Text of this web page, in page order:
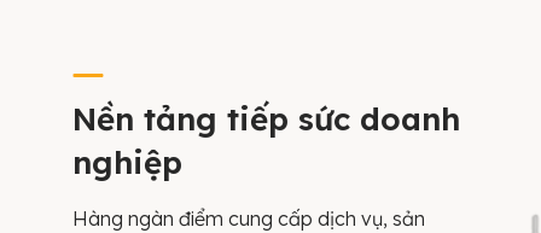
Nền tảng tiếp sức doanh
nghiệp
Hàng ngàn điểm cung cấp dịch vụ, sản